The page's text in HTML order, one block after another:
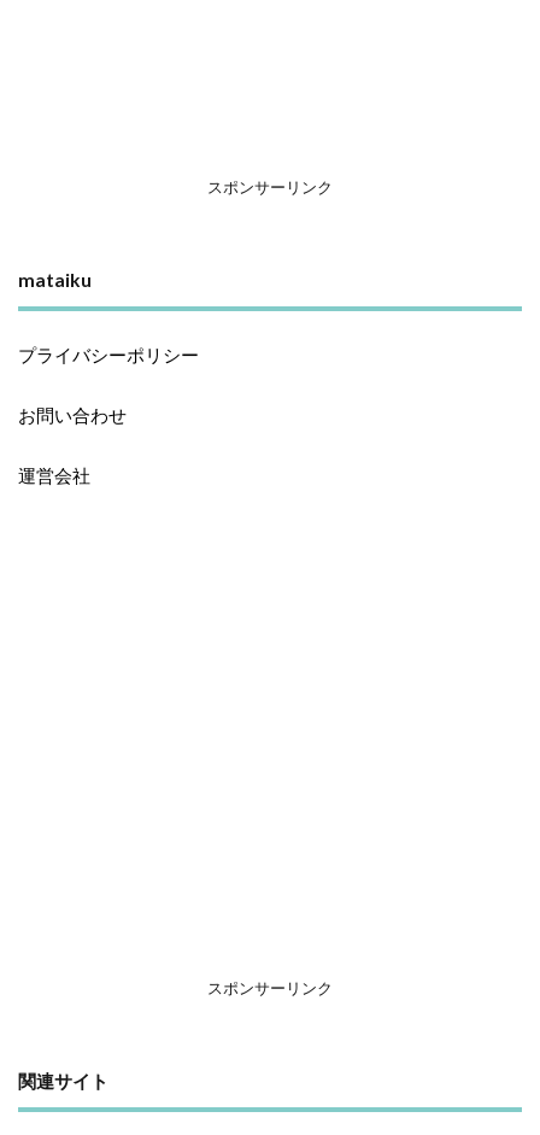
スポンサーリンク
mataiku
プライバシーポリシー
お問い合わせ
運営会社
スポンサーリンク
関連サイト